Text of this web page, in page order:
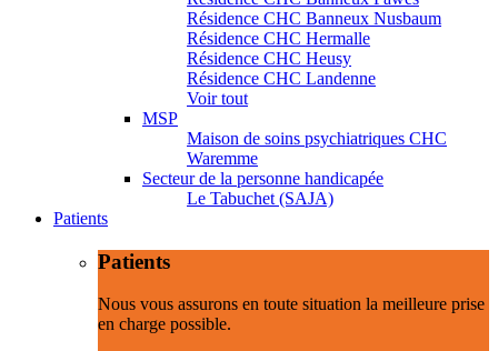
Résidence CHC Banneux Nusbaum
Résidence CHC Hermalle
Résidence CHC Heusy
Résidence CHC Landenne
Voir tout
MSP
Maison de soins psychiatriques CHC
Waremme
Secteur de la personne handicapée
Le Tabuchet (SAJA)
Patients
Patients
Nous vous assurons en toute situation la meilleure prise
en charge possible.